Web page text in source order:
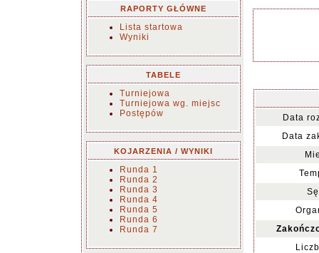
RAPORTY GŁÓWNE
Lista startowa
Wyniki
TABELE
Turniejowa
Turniejowa wg. miejsc
Postępów
KOJARZENIA / WYNIKI
Runda 1
Runda 2
Runda 3
Runda 4
Runda 5
Runda 6
Runda 7
Data
Data